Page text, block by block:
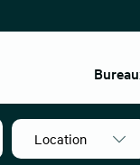
Location